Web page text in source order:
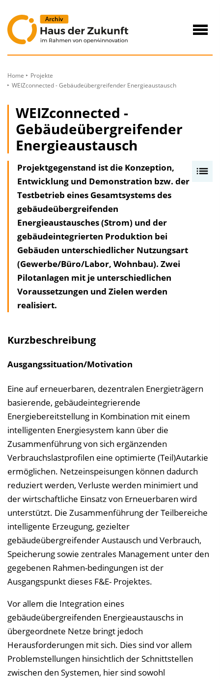
Inhalt
Home
Projekte
WEIZconnected - Gebäudeübergreifender Energie­austausch
WEIZconnected -
Gebäudeübergreifender
Energie­austausch
i
b
l
e
n
d
n
Projektgegenstand ist die Konzeption,
Entwicklung und Demonstration bzw. der
Testbetrieb eines Gesamtsystems des
gebäudeübergreifenden
Energieaustausches (Strom) und der
gebäudeintegrierten Produktion bei
Gebäuden unterschiedlicher Nutzungsart
(Gewerbe/Büro/Labor, Wohn­bau). Zwei
Pilotanlagen mit je unterschiedlichen
Voraussetzungen und Zielen werden
realisiert.
Kurzbeschreibung
Ausgangssituation/Motivation
Eine auf erneuerbaren, dezentralen Energieträgern
basierende, gebäudeintegrierende
Energiebereitstellung in Kombination mit einem
intelligenten Energiesystem kann über die
Zusammenführung von sich ergänzenden
Verbrauchslastprofilen eine optimierte (Teil)Autarkie
ermöglichen. Netzeinspeisungen können dadurch
reduziert werden, Verluste werden minimiert und
der wirtschaftliche Einsatz von Erneuerbaren wird
unterstützt. Die Zusammenführung der Teilbereiche
intelligente Erzeugung, gezielter
gebäudeübergreifender Austausch und Verbrauch,
Speicherung sowie zentrales Management unter den
gegebenen Rahmen-bedingungen ist der
Ausgangspunkt dieses F&E- Projektes.
Vor allem die Integration eines
gebäudeübergreifenden Energieaustauschs in
übergeordnete Netze bringt jedoch
Herausforderungen mit sich. Dies sind vor allem
Problemstellungen hinsichtlich der Schnittstellen
zwischen den Systemen, hier sind sowohl